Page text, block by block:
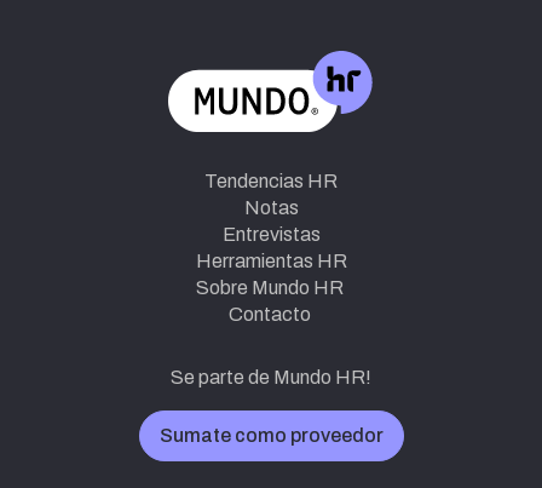
Tendencias HR
Notas
Entrevistas
Herramientas HR
Sobre Mundo HR
Contacto
Se parte de Mundo HR!
Sumate como proveedor